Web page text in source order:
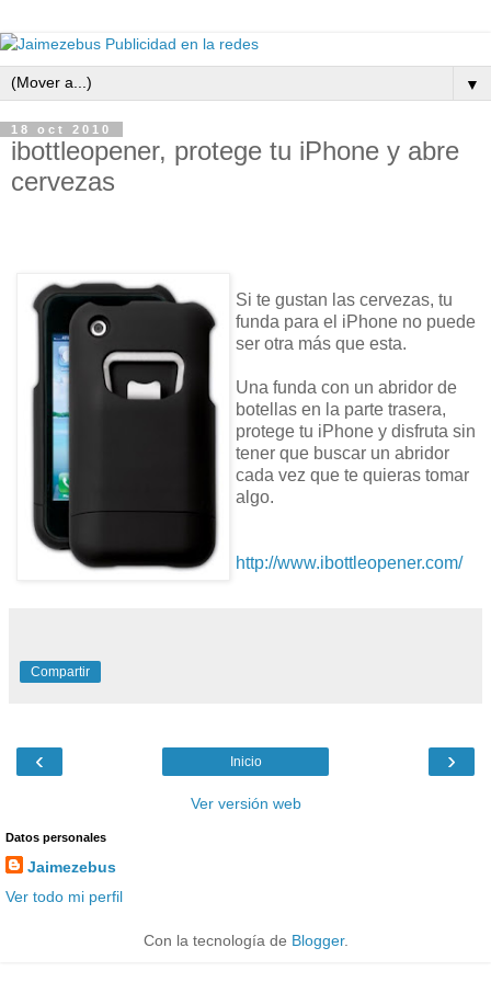
▼
18 oct 2010
ibottleopener, protege tu iPhone y abre
cervezas
Si te gustan las cervezas, tu
funda para el iPhone no puede
ser otra más que esta.
Una funda con un abridor de
botellas en la parte trasera,
protege tu iPhone y disfruta sin
tener que buscar un abridor
cada vez que te quieras tomar
algo.
http://www.ibottleopener.com/
Compartir
‹ ›
Inicio
Ver versión web
Datos personales
Jaimezebus
Ver todo mi perfil
Con la tecnología de Blogger.